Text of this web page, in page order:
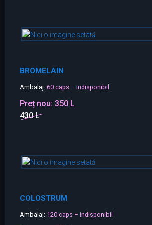
BROMELAIN
Ambalaj: 60 caps – indisponibil
Preț nou: 350 L
430 L
COLOSTRUM
Ambalaj: 120 caps – indisponibil